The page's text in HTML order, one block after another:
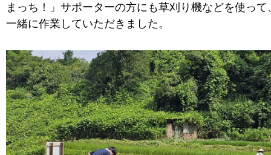
まっち！」サポーターの方にも草刈り機などを使って
一緒に作業していただきました。